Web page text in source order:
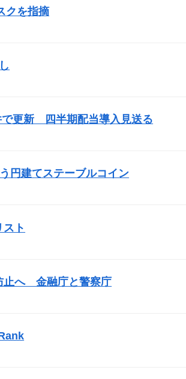
クを指摘
で更新 四半期配当導入見送る
円建てステーブルコイン
ト
止へ 金融庁と警察庁